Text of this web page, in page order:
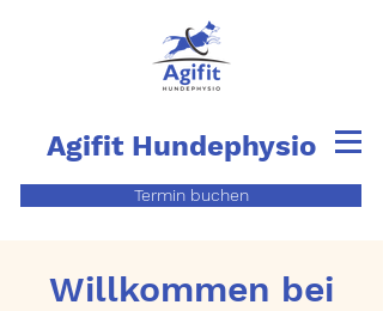
Termin buchen
Agifit Hundephysio
Willkommen bei